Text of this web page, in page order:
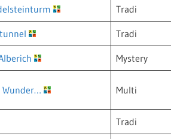
Tradi
Tradi
Mystery
Wunder… Multi
Tradi